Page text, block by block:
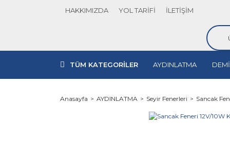
HAKKIMIZDA YOL TARİFİ İLETİŞİM
TÜM KATEGORİLER AYDINLATMA
Anasayfa AYDINLATMA Seyir Fenerleri Sancak